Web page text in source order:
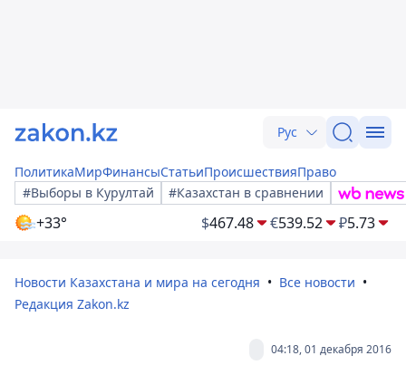
Рус
ПолитикаМирФинансыСтатьиПроисшествияПраво
#Выборы в Курултай
#Казахстан в сравнении
+33° $467.48 €539.52 ₽5.73
Новости Казахстана и мира на сегодня
Все новости
Редакция Zakon.kz
04:18, 01 декабря 2016